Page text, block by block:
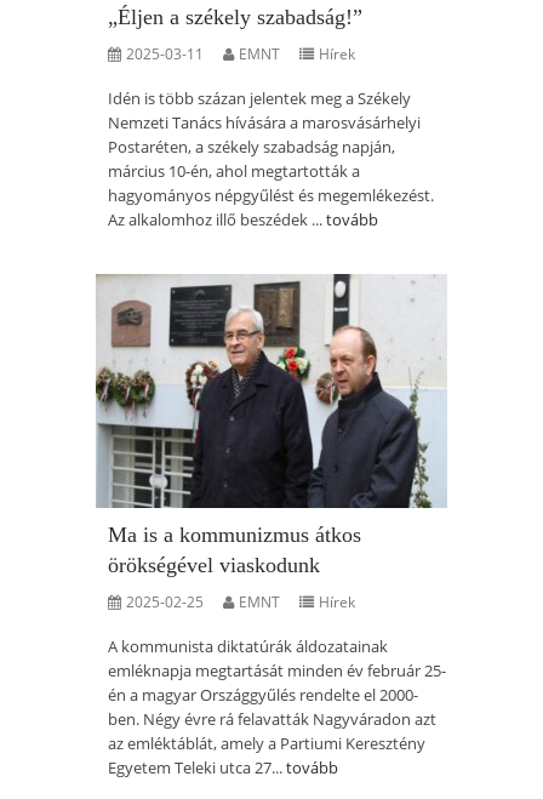
„Éljen a székely szabadság!”
2025-03-11 EMNT Hírek
Idén is több százan jelentek meg a Székely
Nemzeti Tanács hívására a marosvásárhelyi
Postaréten, a székely szabadság napján,
március 10-én, ahol megtartották a
hagyományos népgyűlést és megemlékezést.
Az alkalomhoz illő beszédek ...tovább
Ma is a kommunizmus átkos
örökségével viaskodunk
2025-02-25 EMNT Hírek
A kommunista diktatúrák áldozatainak
emléknapja megtartását minden év február 25-
én a magyar Országgyűlés rendelte el 2000-
ben. Négy évre rá felavatták Nagyváradon azt
az emléktáblát, amely a Partiumi Keresztény
Egyetem Teleki utca 27...tovább